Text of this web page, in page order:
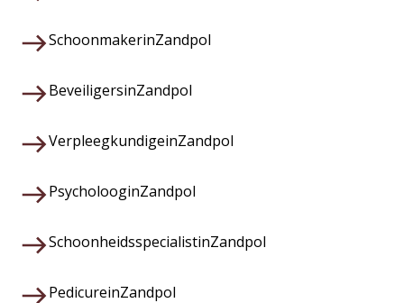
SchoonmakerinZandpol
BeveiligersinZandpol
VerpleegkundigeinZandpol
PsycholooginZandpol
SchoonheidsspecialistinZandpol
PedicureinZandpol